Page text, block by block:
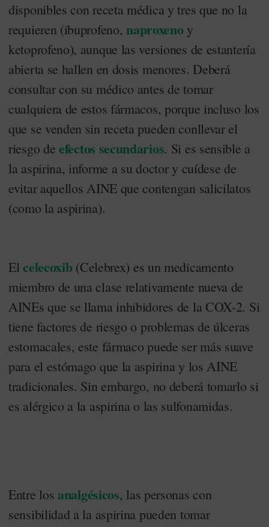
disponibles con receta médica y tres que no la
requieren (ibuprofeno,naproxenoy
ketoprofeno), aunque las versiones de estantería
abierta se hallen en dosis menores. Deberá
consultar con su médico antes de tomar
cualquiera de estos fármacos, porque incluso los
que se venden sin receta pueden conllevar el
riesgo de efectos secundarios. Si es sensible a
la aspirina, informe a su doctor y cuídese de
evitar aquellos AINE que contengan salicilatos
(como la aspirina).
Elcelecoxib(Celebrex) es un medicamento
miembro de una clase relativamente nueva de
AINEs que se llama inhibidores de la COX-2. Si
tiene factores de riesgo o problemas de úlceras
estomacales, este fármaco puede ser más suave
para el estómago que la aspirina y los AINE
tradicionales. Sin embargo, no deberá tomarlo si
es alérgico a la aspirina o las sulfonamidas.
Entre los analgésicos, las personas con
sensibilidad a la aspirina pueden tomar